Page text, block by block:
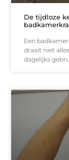
De tijdloze
Een
draait niet
dagelijks